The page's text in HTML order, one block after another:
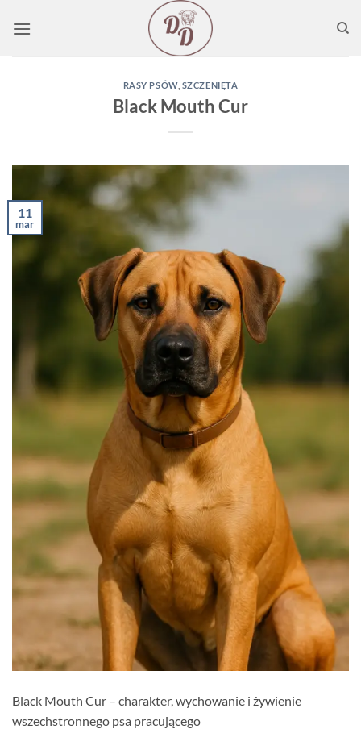
RASY PSÓW, SZCZENIĘTA
Black Mouth Cur
11
mar
Black Mouth Cur – charakter, wychowanie i żywienie
wszechstronnego psa pracującego